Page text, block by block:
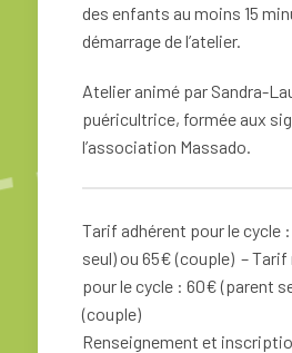
des enfants au moins 15
démarrage de l’atelier.
Atelier animé par Sandra-
puéricultrice, formée aux
l’association Massado.
Tarif adhérent pour le cycle
seul) ou 65€ (couple) – Tarif
pour le cycle : 60€ (parent
(couple)
Renseignement et